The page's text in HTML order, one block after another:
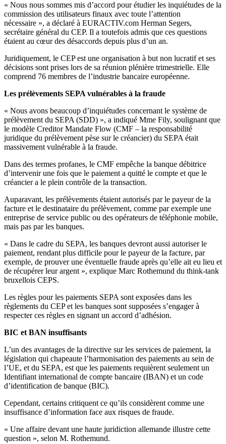
« Nous nous sommes mis d’accord pour étudier les inquiétudes de la
commission des utilisateurs finaux avec toute l’attention
nécessaire », a déclaré à EURACTIV.com Herman Segers,
secrétaire général du CEP. Il a toutefois admis que ces questions
étaient au cœur des désaccords depuis plus d’un an.
Juridiquement, le CEP est une organisation à but non lucratif et ses
décisions sont prises lors de sa réunion plénière trimestrielle. Elle
comprend 76 membres de l’industrie bancaire européenne.
Les prélèvements SEPA vulnérables à la fraude
« Nous avons beaucoup d’inquiétudes concernant le système de
prélèvement du SEPA (SDD) », a indiqué Mme Fily, soulignant que
le modèle Creditor Mandate Flow (CMF – la responsabilité
juridique du prélèvement pèse sur le créancier) du SEPA était
massivement vulnérable à la fraude.
Dans des termes profanes, le CMF empêche la banque débitrice
d’intervenir une fois que le paiement a quitté le compte et que le
créancier a le plein contrôle de la transaction.
Auparavant, les prélèvements étaient autorisés par le payeur de la
facture et le destinataire du prélèvement, comme par exemple une
entreprise de service public ou des opérateurs de téléphonie mobile,
mais pas par les banques.
« Dans le cadre du SEPA, les banques devront aussi autoriser le
paiement, rendant plus difficile pour le payeur de la facture, par
exemple, de prouver une éventuelle fraude après qu’elle ait eu lieu et
de récupérer leur argent », explique Marc Rothemund du think-tank
bruxellois CEPS.
Les règles pour les paiements SEPA sont exposées dans les
règlements du CEP et les banques sont supposées s’engager à
respecter ces règles en signant un accord d’adhésion.
BIC et BAN insuffisants
L’un des avantages de la directive sur les services de paiement, la
législation qui chapeaute l’harmonisation des paiements au sein de
l’UE, et du SEPA, est que les paiements requièrent seulement un
Identifiant international de compte bancaire (IBAN) et un code
d’identification de banque (BIC).
Cependant, certains critiquent ce qu’ils considèrent comme une
insuffisance d’information face aux risques de fraude.
« Une affaire devant une haute juridiction allemande illustre cette
question », selon M. Rothemund.